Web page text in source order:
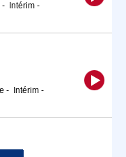
- Intérim -
- Intérim -